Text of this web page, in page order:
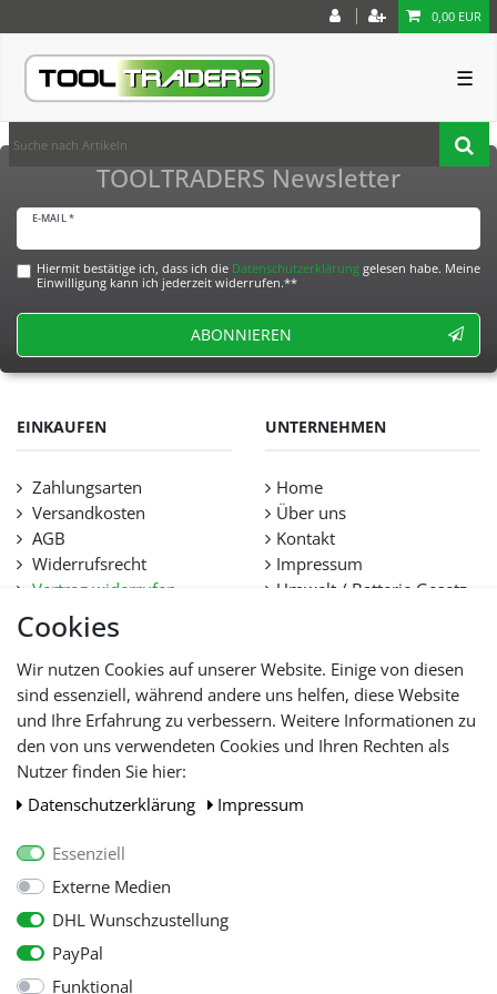
Cookies
Wir nutzen Cookies auf unserer Website. Einige von diesen
sind essenziell, während andere uns helfen, diese Website
und Ihre Erfahrung zu verbessern. Weitere Informationen zu
den von uns verwendeten Cookies und Ihren Rechten als
Nutzer finden Sie hier:
Daten­schutz­erklärung
Impressum
Essenziell
Externe Medien
DHL Wunschzustellung
PayPal
Funktional
0,00 EUR
☰
TOOLTRADERS Newsletter
E-MAIL *
Hiermit bestätige ich, dass ich die Daten­schutz­erklärunggelesen habe. Meine
Einwilligung kann ich jederzeit widerrufen.**
ABONNIEREN
EINKAUFEN
Zahlungsarten
Versandkosten
AGB
Widerrufsrecht
Vertrag widerrufen
Datenschutz
Hilfe
Lieferfristen und
Lieferbeschränkung
UNTERNEHMEN
Home
Über uns
Kontakt
Impressum
Umwelt / Batterie Gesetz
WIR AKZEPTIEREN